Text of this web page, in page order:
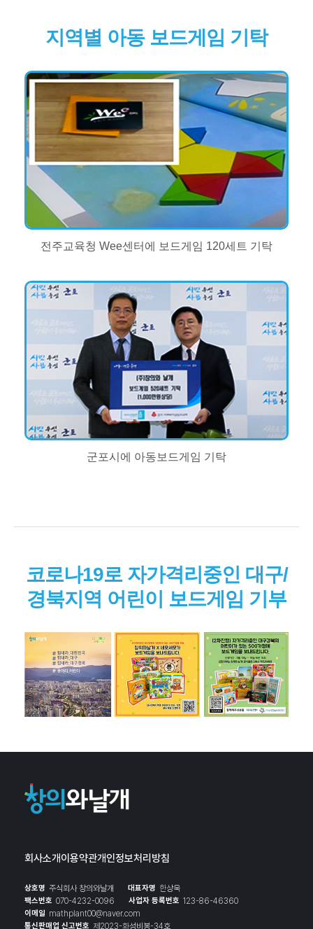
지역별 아동 보드게임 기탁
전주교육청 Wee센터에 보드게임 120세트 기탁
군포시에 아동보드게임 기탁
코로나19로 자가격리중인 대구/
경북지역 어린이 보드게임 기부
회사소개이용약관개인정보처리방침
상호명 주식회사 창의와날개 대표자명 한상욱
팩스번호 070-4232-0096 사업자 등록번호 123-86-46360
이메일 mathplant00@naver.com
통신판매업 신고번호 제2023-화성비봉-34호